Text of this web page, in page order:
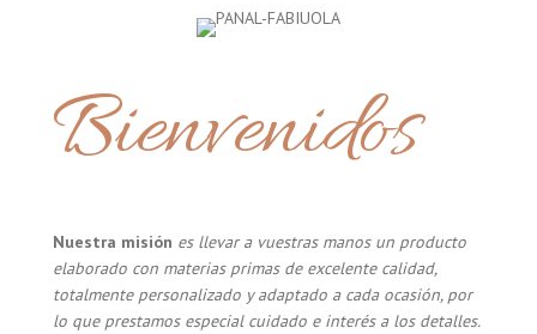
Bienvenidos
Nuestra misión es llevar a vuestras manos un producto
elaborado con materias primas de excelente calidad,
totalmente personalizado y adaptado a cada ocasión, por
lo que prestamos especial cuidado e interés a los detalles.